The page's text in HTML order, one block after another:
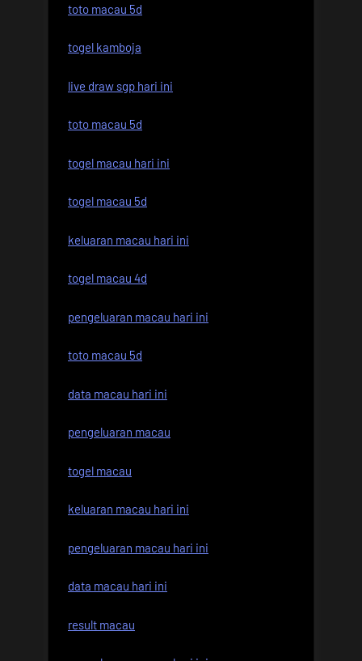
toto macau 5d
togel kamboja
live draw sgp hari ini
toto macau 5d
togel macau hari ini
togel macau 5d
keluaran macau hari ini
togel macau 4d
pengeluaran macau hari ini
toto macau 5d
data macau hari ini
pengeluaran macau
togel macau
keluaran macau hari ini
pengeluaran macau hari ini
data macau hari ini
result macau